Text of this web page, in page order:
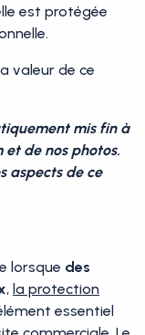
est protégée
valeur de ce
mis fin à
de nos photos.
aspects de ce
lorsque des
, la protection
essentiel